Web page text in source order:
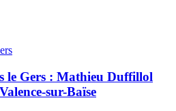
le Gers : Mathieu Duffillol
sur-Baïse